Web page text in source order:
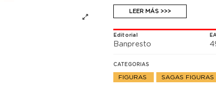
LEER MÁS >>>
Editorial
Banpresto
CATEGORIAS
FIGURAS SAGAS FIGURAS